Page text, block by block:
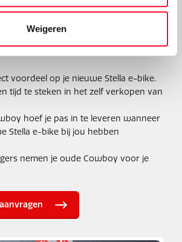
Weigeren
fiets
voordeel op je nieuwe Stella e-bike.
tijd te steken in het zelf verkopen van
hoef je pas in te leveren wanneer
Stella e-bike bij jou hebben
nemen je oude Cowboy voor je